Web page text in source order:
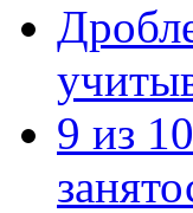
9 из